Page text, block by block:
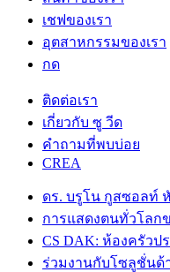
เชฟของเรา
อุตสาหกรรมของเรา
กด
ติดต่อเรา
เกี่ยวกับ ซู วีด
คําถามที่พบบ่อย
CREA
ดร. บรูโน กูสซอลท์
การแสดงตนทั่วโลกข
CS DAK: ห้องครัวป
ร่วมงานกับโซลูชั่นด้